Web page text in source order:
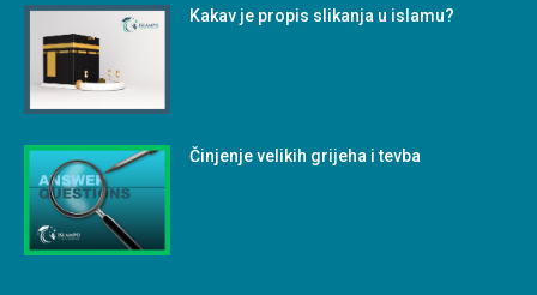
Kakav je propis slikanja u islamu?
Činjenje velikih grijeha i tevba